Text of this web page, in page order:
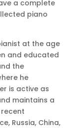
a complete
piano
at the age
and educated
the
he
is active as
maintains a
Russia, China,